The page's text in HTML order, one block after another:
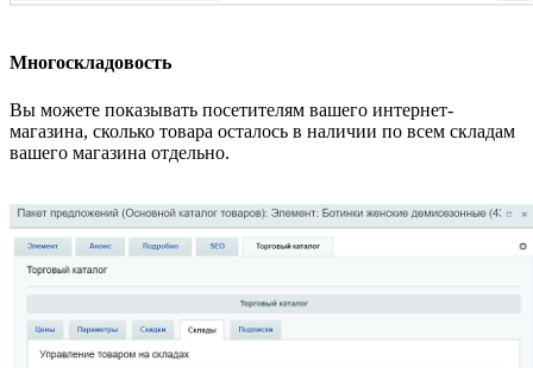
Многоскладовость
Вы можете показывать посетителям вашего интернет-
магазина, сколько товара осталось в наличии по всем складам
вашего магазина отдельно.